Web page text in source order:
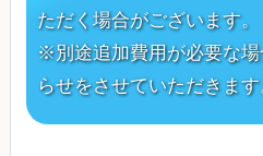
ただく場合がございます。
※別途追加費用が必要な
らせをさせていただきます